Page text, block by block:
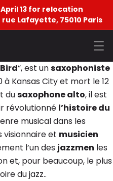
13 for relocation
rue Lafayette, 75010 Paris
Bird“, est unsaxophoniste
à Kansas City et mort le 12
dusaxophone alto, il est
révolutionné l’histoire du
musical dans les
visionnaire et musicien
l’un des jazzmen les
et, pour beaucoup, le plus
du jazz..